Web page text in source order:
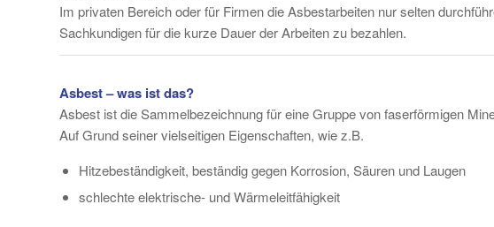
Im privaten Bereich oder für Firmen die Asbestarbeiten nur selten
Sachkundigen für die kurze Dauer der Arbeiten zu bezahlen.
Asbest – was ist das?
Asbest ist die Sammelbezeichnung für eine Gruppe von faserförmigen
Auf Grund seiner vielseitigen Eigenschaften, wie z.B.
Hitzebeständigkeit, beständig gegen Korrosion, Säuren und Laugen
schlechte elektrische- und Wärmeleitfähigkeit